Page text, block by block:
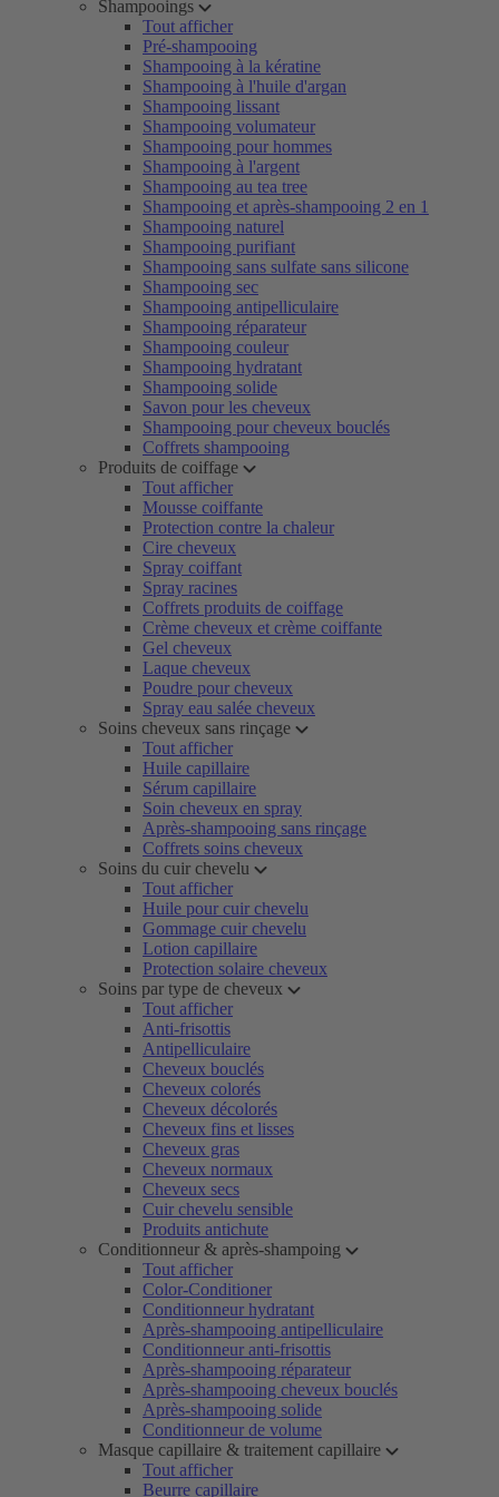
Shampooings
Tout afficher
Pré-shampooing
Shampooing à la kératine
Shampooing à l'huile d'argan
Shampooing lissant
Shampooing volumateur
Shampooing pour hommes
Shampooing à l'argent
Shampooing au tea tree
Shampooing et après-shampooing 2 en 1
Shampooing naturel
Shampooing purifiant
Shampooing sans sulfate sans silicone
Shampooing sec
Shampooing antipelliculaire
Shampooing réparateur
Shampooing couleur
Shampooing hydratant
Shampooing solide
Savon pour les cheveux
Shampooing pour cheveux bouclés
Coffrets shampooing
Produits de coiffage
Tout afficher
Mousse coiffante
Protection contre la chaleur
Cire cheveux
Spray coiffant
Spray racines
Coffrets produits de coiffage
Crème cheveux et crème coiffante
Gel cheveux
Laque cheveux
Poudre pour cheveux
Spray eau salée cheveux
Soins cheveux sans rinçage
Tout afficher
Huile capillaire
Sérum capillaire
Soin cheveux en spray
Après-shampooing sans rinçage
Coffrets soins cheveux
Soins du cuir chevelu
Tout afficher
Huile pour cuir chevelu
Gommage cuir chevelu
Lotion capillaire
Protection solaire cheveux
Soins par type de cheveux
Tout afficher
Anti-frisottis
Antipelliculaire
Cheveux bouclés
Cheveux colorés
Cheveux décolorés
Cheveux fins et lisses
Cheveux gras
Cheveux normaux
Cheveux secs
Cuir chevelu sensible
Produits antichute
Conditionneur & après-shampoing
Tout afficher
Color-Conditioner
Conditionneur hydratant
Après-shampooing antipelliculaire
Conditionneur anti-frisottis
Après-shampooing réparateur
Après-shampooing cheveux bouclés
Après-shampooing solide
Conditionneur de volume
Masque capillaire & traitement capillaire
Tout afficher
Beurre capillaire